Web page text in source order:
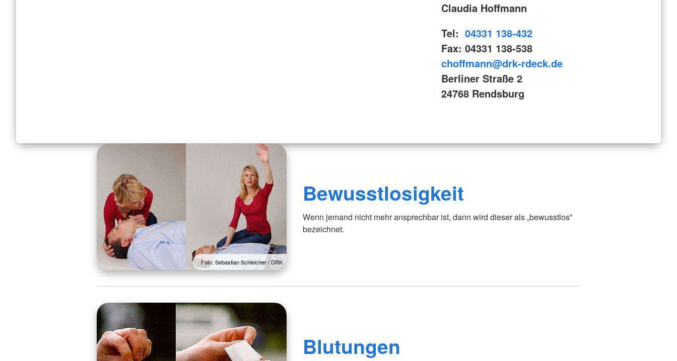
Claudia Hoffmann
Tel: 04331 138-432
Fax: 04331 138-538
choffmann@drk-rdeck.de
Berliner Straße 2
24768 Rendsburg
Foto: Sebastian Schleicher / DRK
Bewusstlosigkeit
Wenn jemand nicht mehr ansprechbar ist, dann wird dieser als „bewusstlos"
bezeichnet.
Blutungen